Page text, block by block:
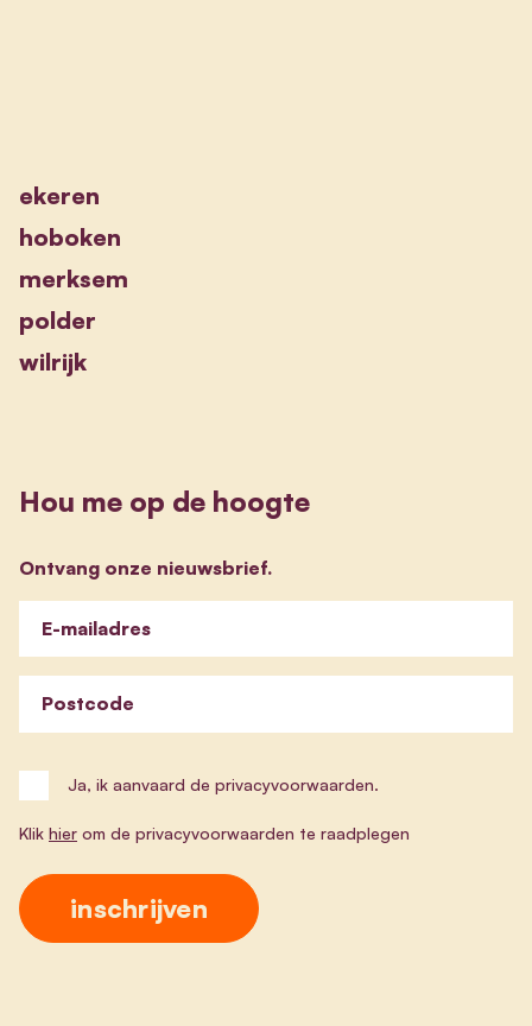
ekeren
hoboken
merksem
polder
wilrijk
Hou me op de hoogte
Ontvang onze nieuwsbrief.
E-mailadres
Postcode
Ja, ik aanvaard de privacyvoorwaarden.
Klik hier om de privacyvoorwaarden te raadplegen